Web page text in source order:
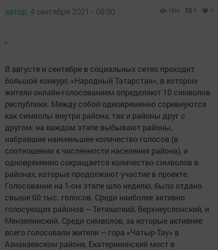
автор, 4 сентября 2021 - 08:00 1824 0 0
.
В августе и сентябре в социальных сетях проходит
большой конкурс «Народный Татарстан», в котором
жители онлайн-голосованием определяют 10 символов
республики. Между собой одновременно соревнуются
как символы внутри района, так и районы друг с
другом: на каждом этапе выбывают районы,
набравшие наименьшее количество голосов (в
соотношении к численности населения района), и
одновременно сокращается количество символов в
районах, которые продолжают участие в проекте.
Голосование на 1-ом этапе шло неделю, было отдано
свыше 60 тыс. голосов. Среди наиболее активно
голосующих районов – Тетюшский, Верхнеуслонский, и
Мензелинский. Среди символов, за которые активнее
всего голосовали жители – гора «Чатыр-Тау» в
Азнакаевском районе, Екатерининский мост в